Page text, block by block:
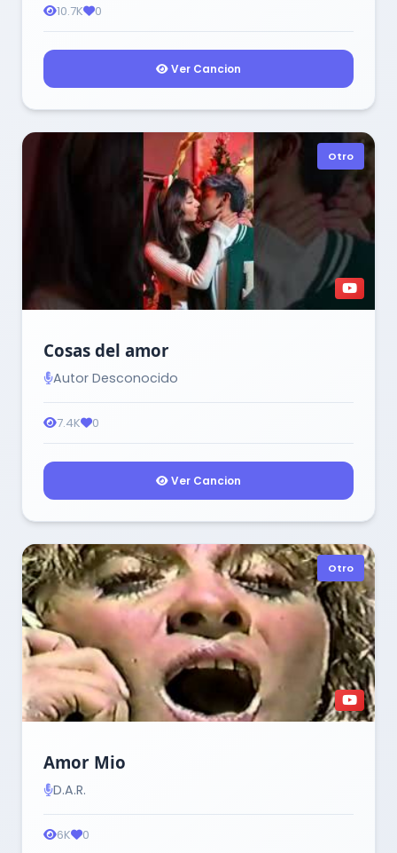
10.7K 0
Ver Cancion
Otro
Cosas del amor
Autor Desconocido
7.4K 0
Ver Cancion
Otro
Amor Mio
D.A.R.
6K 0